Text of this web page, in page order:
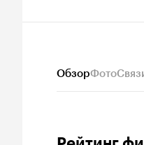
ОбзорФото